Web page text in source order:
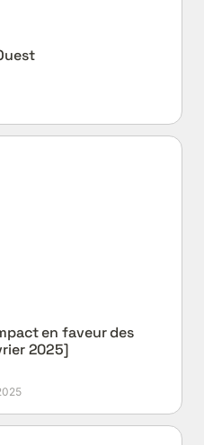
en faveur des
en faveur des
2025]
sur le Territoire de